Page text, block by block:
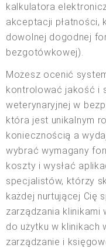
kalkulatora
akceptacji płatności,
dowolnej dogodnej
bezgotówkowej).
Możesz ocenić
kontrolować jakość i
weterynaryjnej w
która jest unikalnym
koniecznością a
wybrać wymagany
koszty i wysłać
specjalistów, którzy
każdej nurtującej Cię
zarządzania klinikami
do użytku w klinikach
zarządzanie i